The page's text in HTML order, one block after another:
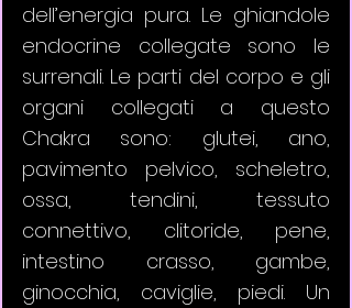
dell’energia pura. Le ghiandole
endocrine collegate sono le
surrenali. Le parti del corpo e gli
organi collegati a questo
Chakra sono: glutei, ano,
pavimento pelvico, scheletro,
ossa, tendini, tessuto
connettivo, clitoride, pene,
intestino crasso, gambe,
ginocchia, caviglie, piedi. Un